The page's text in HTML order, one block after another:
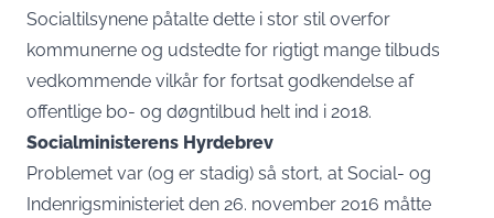
Socialtilsynene påtalte dette i stor stil overfor
kommunerne og udstedte for rigtigt mange tilbuds
vedkommende vilkår for fortsat godkendelse af
offentlige bo- og døgntilbud helt ind i 2018.
Socialministerens Hyrdebrev
Problemet var (og er stadig) så stort, at Social- og
Indenrigsministeriet den 26. november 2016 måtte